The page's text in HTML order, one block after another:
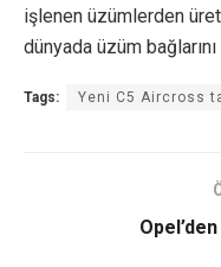
işlenen üzümlerden
dünyada üzüm
Tags: Yeni C5 Aircross